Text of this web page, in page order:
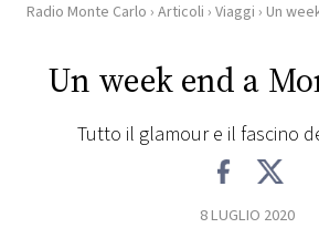
HOME
RADIO
Radio Monte Carlo › Articoli › Viaggi › Un
Un week end a
Tutto il glamour e il fascino
8 LUGLIO 2020